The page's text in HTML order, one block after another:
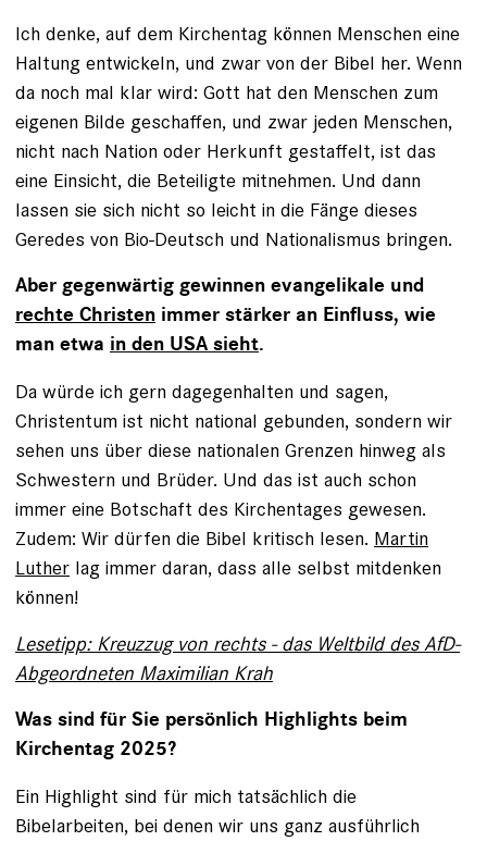
Ich denke, auf dem Kirchentag können Menschen eine
Haltung entwickeln, und zwar von der Bibel her. Wenn
da noch mal klar wird: Gott hat den Menschen zum
eigenen Bilde geschaffen, und zwar jeden Menschen,
nicht nach Nation oder Herkunft gestaffelt, ist das
eine Einsicht, die Beteiligte mitnehmen. Und dann
lassen sie sich nicht so leicht in die Fänge dieses
Geredes von Bio-Deutsch und Nationalismus bringen.
Aber gegenwärtig gewinnen evangelikale und
rechte Christen immer stärker an Einfluss, wie
man etwa in den USA sieht.
Da würde ich gern dagegenhalten und sagen,
Christentum ist nicht national gebunden, sondern wir
sehen uns über diese nationalen Grenzen hinweg als
Schwestern und Brüder. Und das ist auch schon
immer eine Botschaft des Kirchentages gewesen.
Zudem: Wir dürfen die Bibel kritisch lesen. Martin
Luther lag immer daran, dass alle selbst mitdenken
können!
Lesetipp: Kreuzzug von rechts - das Weltbild des AfD-
Abgeordneten Maximilian Krah
Was sind für Sie persönlich Highlights beim
Kirchentag 2025?
Ein Highlight sind für mich tatsächlich die
Bibelarbeiten, bei denen wir uns ganz ausführlich